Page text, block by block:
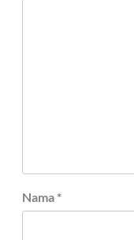
Nama *